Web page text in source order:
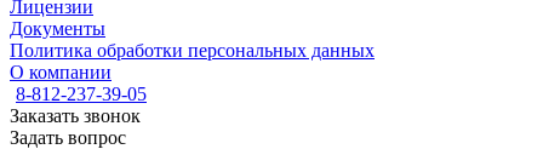
Лицензии
Документы
Политика обработки персональных данных
О компании
8-812-237-39-05
Заказать звонок
Задать вопрос